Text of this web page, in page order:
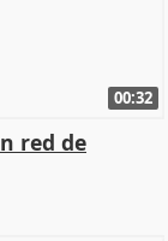
00:32
red de